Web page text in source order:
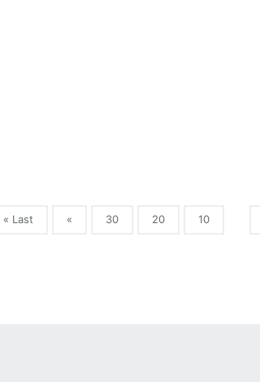
10
20
30
»
Last »